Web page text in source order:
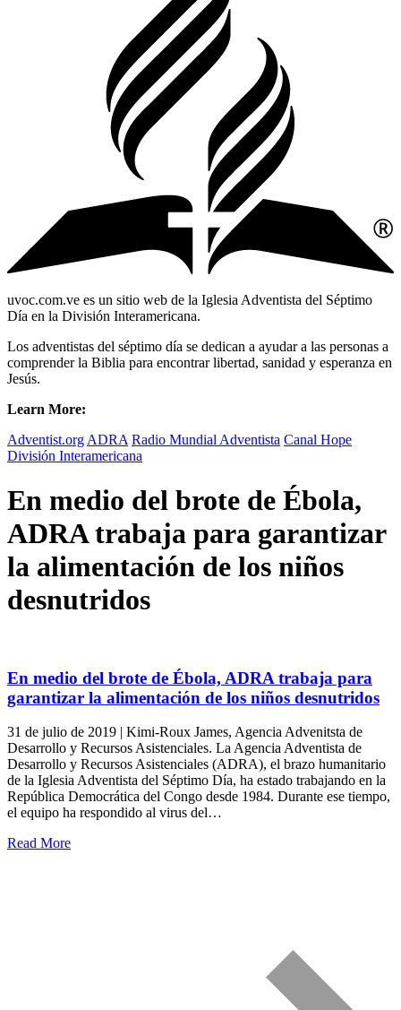
uvoc.com.ve es un sitio web de la Iglesia Adventista del Séptimo
Día en la División Interamericana.
Los adventistas del séptimo día se dedican a ayudar a las personas a
comprender la Biblia para encontrar libertad, sanidad y esperanza en
Jesús.
Learn More:
Adventist.org ADRA Radio Mundial Adventista Canal Hope
División Interamericana
En medio del brote de Ébola,
ADRA trabaja para garantizar
la alimentación de los niños
desnutridos
En medio del brote de Ébola, ADRA trabaja para
garantizar la alimentación de los niños desnutridos
31 de julio de 2019 | Kimi-Roux James, Agencia Advenitsta de
Desarrollo y Recursos Asistenciales. La Agencia Adventista de
Desarrollo y Recursos Asistenciales (ADRA), el brazo humanitario
de la Iglesia Adventista del Séptimo Día, ha estado trabajando en la
República Democrática del Congo desde 1984. Durante ese tiempo,
el equipo ha respondido al virus del…
Read More